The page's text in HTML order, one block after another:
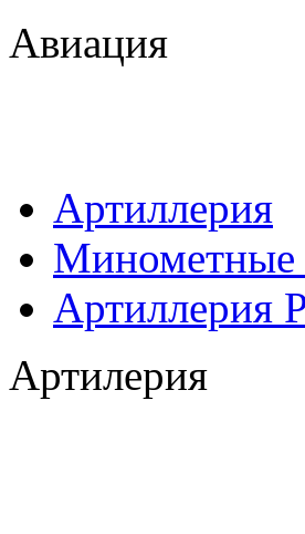
Авиация
Артиллерия
Минометные
Артиллерия
Артилерия